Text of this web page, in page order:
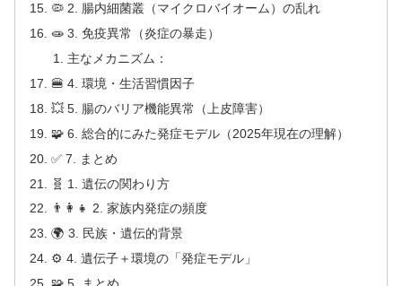
🦠 2. 腸内細菌叢（マイクロバイオーム）の乱れ
🧫 3. 免疫異常（炎症の暴走）
主なメカニズム：
🍔 4. 環境・生活習慣因子
💥 5. 腸のバリア機能異常（上皮障害）
🧩 6. 総合的にみた発症モデル（2025年現在の理解）
✅ 7. まとめ
🧬 1. 遺伝の関わり方
👨‍👩‍👧 2. 家族内発症の頻度
🌍 3. 民族・遺伝的背景
⚙️ 4. 遺伝子＋環境の「発症モデル」